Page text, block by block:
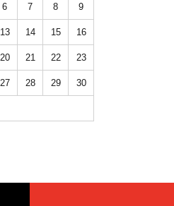
6 7 8 9
13 14 15 16
20 21 22 23
27 28 29 30